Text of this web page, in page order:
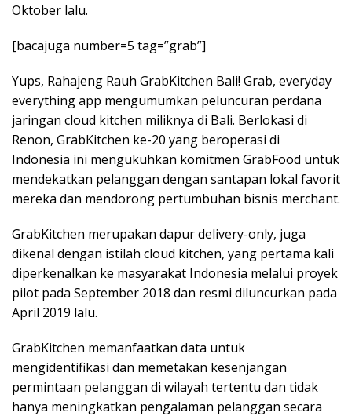
Oktober lalu.
[bacajuga number=5 tag=”grab”]
Yups, Rahajeng Rauh GrabKitchen Bali! Grab, everyday
everything app mengumumkan peluncuran perdana
jaringan cloud kitchen miliknya di Bali. Berlokasi di
Renon, GrabKitchen ke-20 yang beroperasi di
Indonesia ini mengukuhkan komitmen GrabFood untuk
mendekatkan pelanggan dengan santapan lokal favorit
mereka dan mendorong pertumbuhan bisnis merchant.
GrabKitchen merupakan dapur delivery-only, juga
dikenal dengan istilah cloud kitchen, yang pertama kali
diperkenalkan ke masyarakat Indonesia melalui proyek
pilot pada September 2018 dan resmi diluncurkan pada
April 2019 lalu.
GrabKitchen memanfaatkan data untuk
mengidentifikasi dan memetakan kesenjangan
permintaan pelanggan di wilayah tertentu dan tidak
hanya meningkatkan pengalaman pelanggan secara